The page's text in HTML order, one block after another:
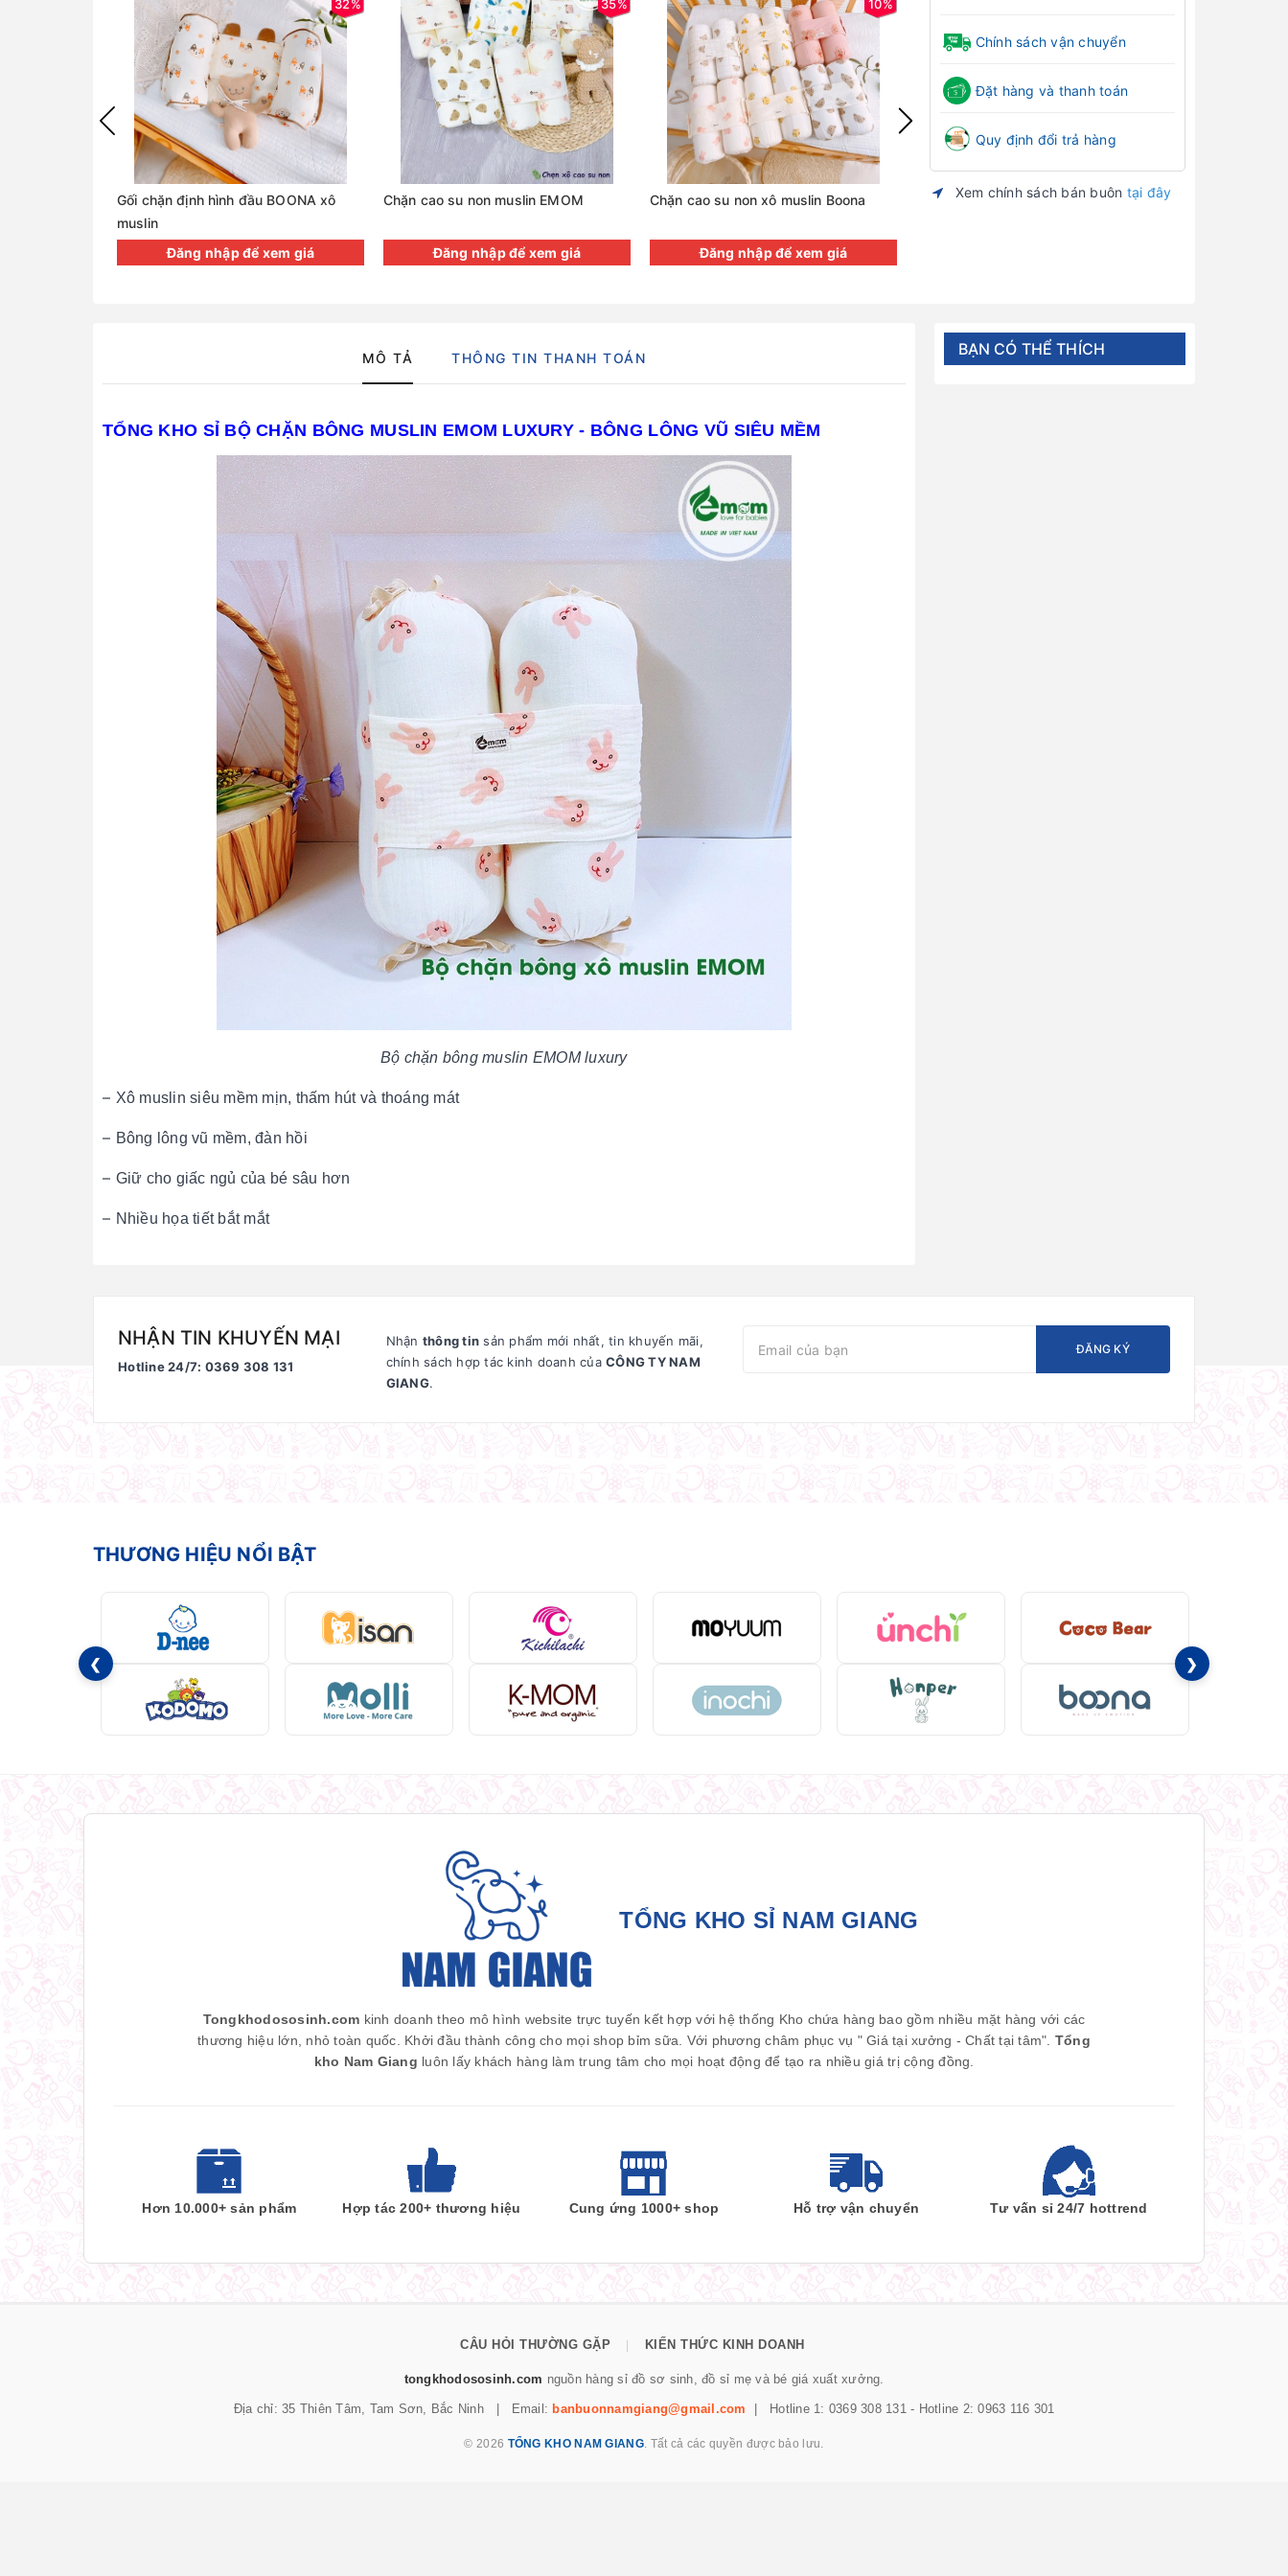
32%
Gối chặn định hình đầu BOONA xô
muslin
Đăng nhập để xem giá
35%
Chặn cao su non muslin EMOM
Đăng nhập để xem giá
10%
Chặn cao su non xô muslin Boona
Đăng nhập để xem giá
Chặn bông xô muslin Boona
Chính sách vận chuyển
Đặt hàng và thanh toán
Quy định đổi trả hàng
Xem chính sách bán buôn tại đây
MÔ TẢ THÔNG TIN THANH TOÁN
TỔNG KHO SỈ BỘ CHẶN BÔNG MUSLIN EMOM LUXURY - BÔNG LÔNG VŨ SIÊU MỀM
Bộ chặn bông muslin EMOM luxury
– Xô muslin siêu mềm mịn, thấm hút và thoáng mát
– Bông lông vũ mềm, đàn hồi
– Giữ cho giấc ngủ của bé sâu hơn
– Nhiều họa tiết bắt mắt
BẠN CÓ THỂ THÍCH
NHẬN TIN KHUYẾN MẠI
Hotline 24/7: 0369 308 131
Nhận thông tin sản phẩm mới nhất, tin khuyến mãi,
chính sách hợp tác kinh doanh của CÔNG TY NAM
GIANG.
ĐĂNG KÝ
THƯƠNG HIỆU NỔI BẬT
❮ ❯
TỔNG KHO SỈ NAM GIANG
Tongkhodososinh.com kinh doanh theo mô hình website trực tuyến kết hợp với hệ thống Kho chứa hàng bao gồm nhiều mặt hàng với các
thương hiệu lớn, nhỏ toàn quốc. Khởi đầu thành công cho mọi shop bỉm sữa. Với phương châm phục vụ " Giá tại xưởng - Chất tại tâm". Tổng
kho Nam Giang luôn lấy khách hàng làm trung tâm cho mọi hoạt động để tạo ra nhiều giá trị cộng đồng.
Hơn 10.000+ sản phẩm Hợp tác 200+ thương hiệu Cung ứng 1000+ shop Hỗ trợ vận chuyển Tư vấn sỉ 24/7 hottrend
CÂU HỎI THƯỜNG GẶP KIẾN THỨC KINH DOANH
tongkhodososinh.com nguồn hàng sỉ đồ sơ sinh, đồ sỉ mẹ và bé giá xuất xưởng.
Địa chỉ: 35 Thiên Tâm, Tam Sơn, Bắc Ninh | Email: banbuonnamgiang@gmail.com | Hotline 1: 0369 308 131 - Hotline 2: 0963 116 301
© 2026 TỔNG KHO NAM GIANG. Tất cả các quyền được bảo lưu.